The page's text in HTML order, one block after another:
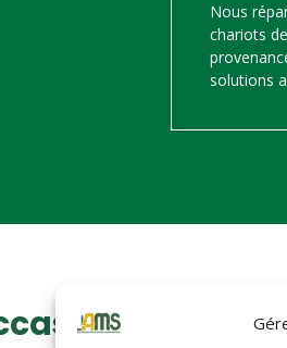
Nous
chariots
solutions